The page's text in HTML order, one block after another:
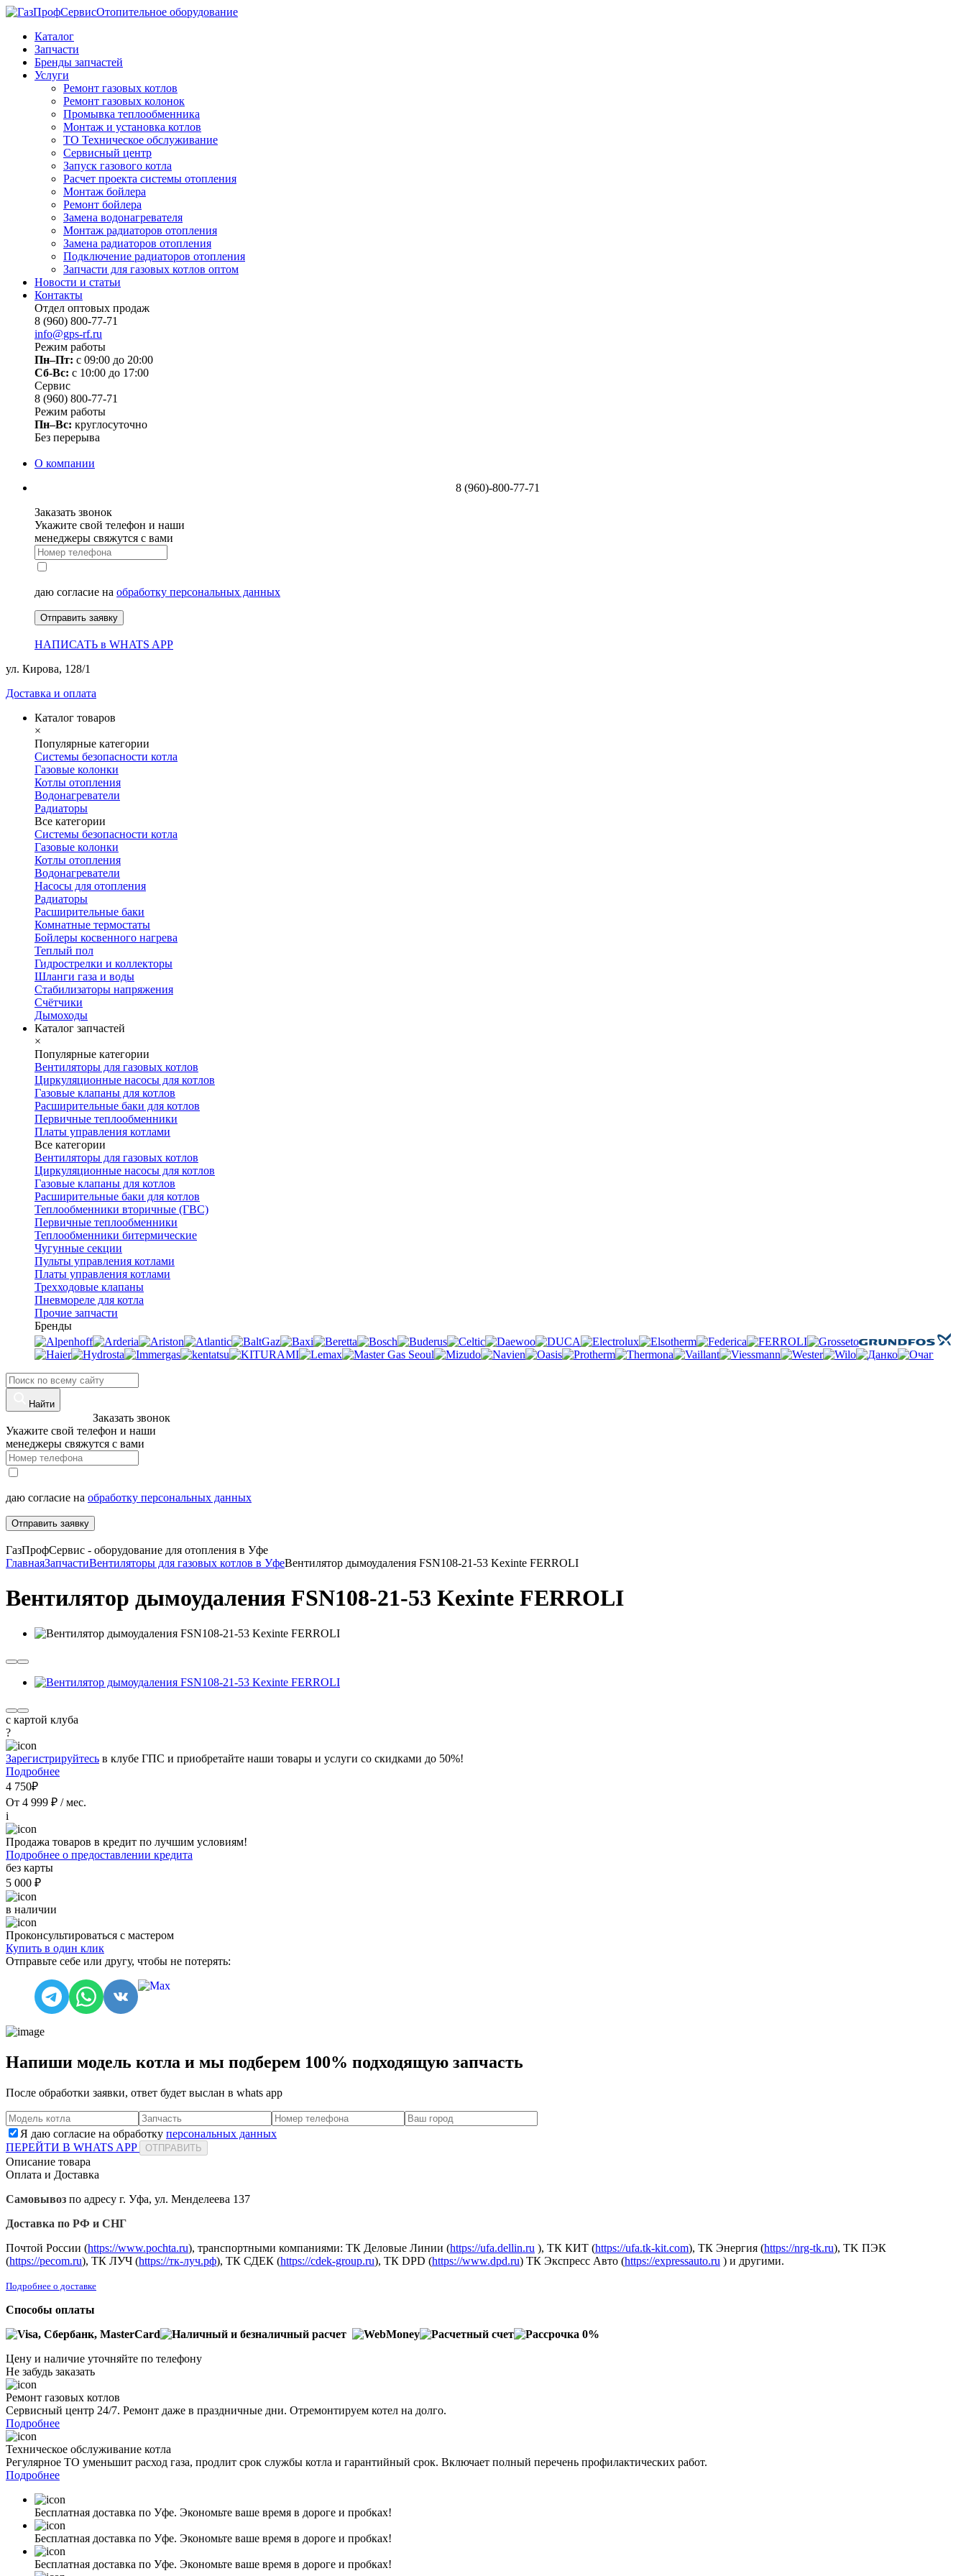
Отопительное оборудование
Каталог
Запчасти
Бренды запчастей
Услуги
Ремонт газовых котлов
Ремонт газовых колонок
Промывка теплообменника
Монтаж и установка котлов
ТО Техническое обслуживание
Сервисный центр
Запуск газового котла
Расчет проекта системы отопления
Монтаж бойлера
Ремонт бойлера
Замена водонагревателя
Монтаж радиаторов отопления
Замена радиаторов отопления
Подключение радиаторов отопления
Запчасти для газовых котлов оптом
Новости и статьи
Контакты
Отдел оптовых продаж
8 (960) 800-77-71
info@gps-rf.ru
Режим работы
Пн–Пт: с 09:00 до 20:00
Сб-Вс: c 10:00 до 17:00
Сервис
8 (960) 800-77-71
Режим работы
Пн–Вс: круглосуточно
Без перерыва
О компании
8 (960)-800-77-71
Заказать звонок
Укажите свой телефон и наши
менеджеры свяжутся с вами
даю согласие на обработку персональных данных
Отправить заявку
НАПИСАТЬ в WHATS APP
ул. Кирова, 128/1
Доставка и оплата
Каталог товаров
×
Популярные категории
Системы безопасности котла
Газовые колонки
Котлы отопления
Водонагреватели
Радиаторы
Все категории
Системы безопасности котла
Газовые колонки
Котлы отопления
Водонагреватели
Насосы для отопления
Радиаторы
Расширительные баки
Комнатные термостаты
Бойлеры косвенного нагрева
Теплый пол
Гидрострелки и коллекторы
Шланги газа и воды
Стабилизаторы напряжения
Счётчики
Дымоходы
Каталог запчастей
×
Популярные категории
Вентиляторы для газовых котлов
Циркуляционные насосы для котлов
Газовые клапаны для котлов
Расширительные баки для котлов
Первичные теплообменники
Платы управления котлами
Все категории
Вентиляторы для газовых котлов
Циркуляционные насосы для котлов
Газовые клапаны для котлов
Расширительные баки для котлов
Теплообменники вторичные (ГВС)
Первичные теплообменники
Теплообменники битермические
Чугунные секции
Пульты управления котлами
Платы управления котлами
Трехходовые клапаны
Пневмореле для котла
Прочие запчасти
Бренды
Найти
Заказать звонок
Укажите свой телефон и наши
менеджеры свяжутся с вами
даю согласие на обработку персональных данных
Отправить заявку
ГазПрофСервис - оборудование для отопления в Уфе
ГлавнаяЗапчастиВентиляторы для газовых котлов в УфеВентилятор дымоудаления FSN108-21-53 Kexinte FERROLI
Вентилятор дымоудаления FSN108-21-53 Kexinte FERROLI
с картой клуба
?
Зарегистрируйтесь в клубе ГПС и приобретайте наши товары и услуги со скидками до 50%!
Подробнее
4 750₽
От 4 999 ₽ / мес.
i
Продажа товаров в кредит по лучшим условиям!
Подробнее о предоставлении кредита
без карты
5 000 ₽
в наличии
Проконсультироваться с мастером
Купить в один клик
Отправьте себе или другу, чтобы не потерять:
Напиши модель котла и мы подберем 100% подходящую запчасть
После обработки заявки, ответ будет выслан в whats app
Я даю согласие на обработку персональных данных
ПЕРЕЙТИ В WHATS APP
ОТПРАВИТЬ
Описание товара
Оплата и Доставка
Самовывоз по адресу г. Уфа, ул. Менделеева 137
Доставка по РФ и СНГ
Почтой России (https://www.pochta.ru), транспортными компаниями: ТК Деловые Линии (https://ufa.dellin.ru ), ТК КИТ (https://ufa.tk-kit.com), ТК Энергия (https://nrg-tk.ru), ТK ПЭК
(https://pecom.ru), ТК ЛУЧ (https://тк-луч.рф), ТК СДЕК (https://cdek-group.ru), ТК DPD (https://www.dpd.ru) ТК Экспресс Авто (https://expressauto.ru ) и другими.
Подробнее о доставке
Способы оплаты
Цену и наличие уточняйте по телефону
Не забудь заказать
Ремонт газовых котлов
Сервисный центр 24/7. Ремонт даже в праздничные дни. Отремонтируем котел на долго.
Подробнее
Техническое обслуживание котла
Регулярное ТО уменьшит расход газа, продлит срок службы котла и гарантийный срок. Включает полный перечень профилактических работ.
Подробнее
Бесплатная доставка по Уфе. Экономьте ваше время в дороге и пробках!
Бесплатная доставка по Уфе. Экономьте ваше время в дороге и пробках!
Бесплатная доставка по Уфе. Экономьте ваше время в дороге и пробках!